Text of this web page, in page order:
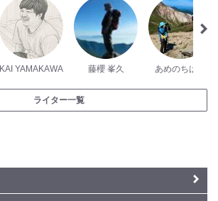
KAI YAMAKAWA 藤櫻 峯久 あめのちはれ
ライター一覧